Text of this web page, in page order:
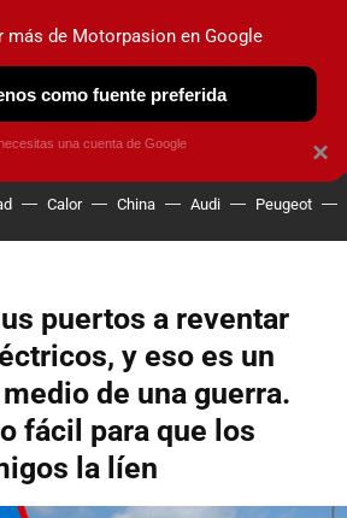
ELÉCTRICOS OBSERVATORIO
Calor China Audi Peugeot
puertos a reventar
y eso es un
de una guerra.
fácil para que los
la líen
×
más de Motorpasion en Google
como fuente preferida
una cuenta de Google